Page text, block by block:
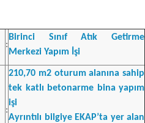
:
Birinci Sınıf Atık Getirme
Merkezi Yapım İşi
:
210,70 m2 oturum alanına sahip
tek katlı betonarme bina yapım
işi
Ayrıntılı bilgiye EKAP’ta yer alan